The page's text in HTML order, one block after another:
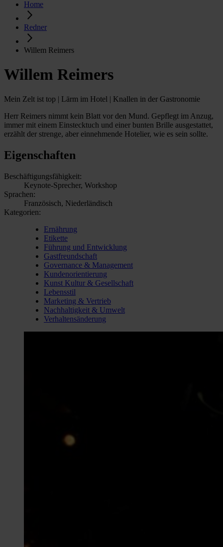
Home
Redner
Willem Reimers
Willem Reimers
Mein Zelt ist top | Lärm im Hotel | Knallen in der Gastronomie
Herr Reimers nimmt kein Blatt vor den Mund. Gepflegt im Anzug,
immer mit einem Einstecktuch und einer bunten Brille ausgestattet,
erzählt der strenge, aber einnehmende Hotelier, wie es sein sollte.
Eigenschaften
Beschäftigungsfähigkeit:
Keynote-Sprecher, Workshop
Sprachen:
Französisch, Niederländisch
Kategorien:
Ernährung
Etikette
Führung und Entwicklung
Gastfreundschaft
Governance & Management
Kundenorientierung
Kunst Kultur & Gesellschaft
Lebensstil
Marketing & Vertrieb
Nachhaltigkeit & Umwelt
Verhaltensänderung